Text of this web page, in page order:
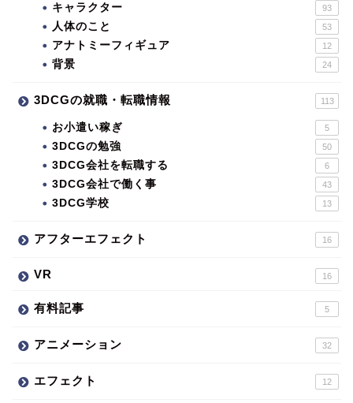
キャラクター 93
人体のこと 53
アナトミーフィギュア 12
背景 24
3DCGの就職・転職情報 113
お小遣い稼ぎ 5
3DCGの勉強 50
3DCG会社を転職する 6
3DCG会社で働く事 43
3DCG学校 13
アフターエフェクト 16
VR 16
有料記事 5
アニメーション 32
エフェクト 12